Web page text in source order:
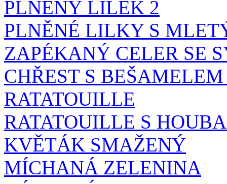
PLNĚNÝ LILEK 2
PLNĚNÉ LILKY S
ZAPÉKANÝ CELER SE
CHŘEST S
RATATOUILLE
RATATOUILLE S
KVĚTÁK SMAŽENÝ
MÍCHANÁ ZELENINA